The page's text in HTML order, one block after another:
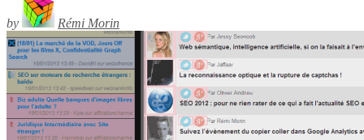
by Rémi Morin